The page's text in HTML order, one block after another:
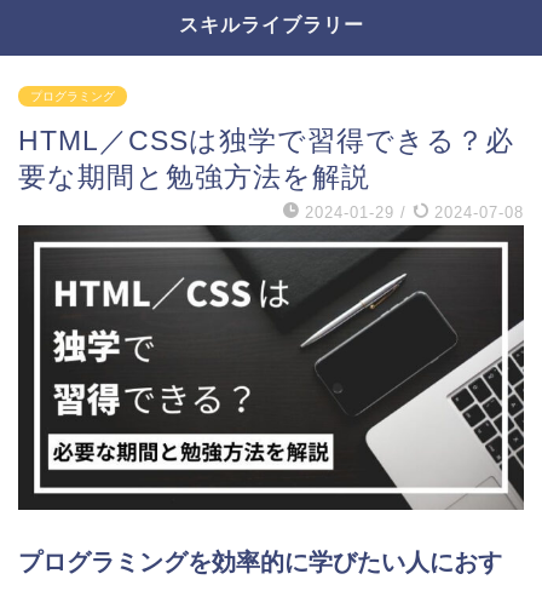
スキルライブラリー
プログラミング
HTML／CSSは独学で習得できる？必
要な期間と勉強方法を解説
2024-01-29 / 2024-07-08
プログラミングを効率的に学びたい人におす